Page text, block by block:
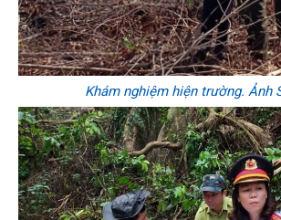
Khám nghiệm hiện trường. Ảnh